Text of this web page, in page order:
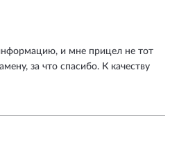
и мне прицел не тот
за что спасибо. К качеству